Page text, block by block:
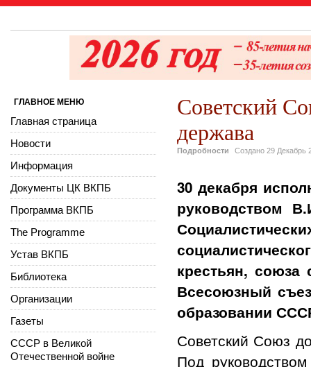
Советский
держава
Подробности Создано 29 Декабрь
30 декабря
руководством
крестьян,
Всесоюзный
образовании
Советский Союз
Под
ГЛАВНОЕ МЕНЮ
Главная страница
Новости
Информация
Документы ЦК ВКПБ
Программа ВКПБ
The Programme
Устав ВКПБ
Библиотека
Организации
Газеты
СССР в Великой
Отечественной войне